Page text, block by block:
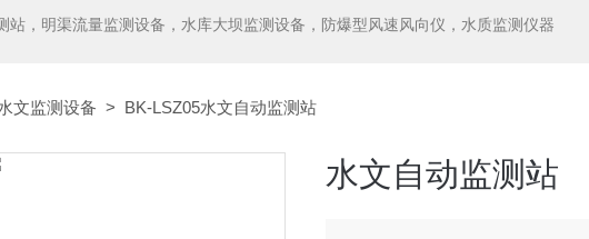
站，明渠流量监测设备，水库大坝监测设备，防爆型风速风向仪，水质监测仪器
文监测设备 > BK-LSZ05水文自动监测站
水文自动监测站